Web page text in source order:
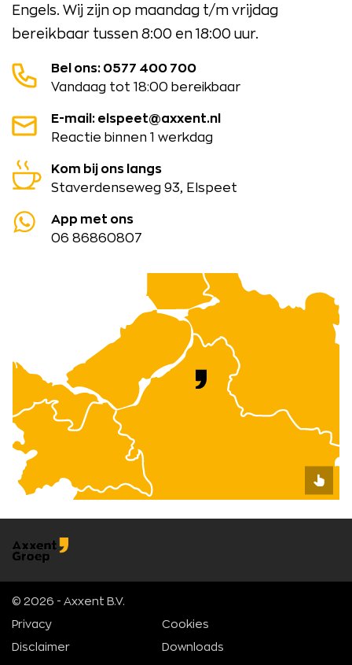
Engels. Wij zijn op maandag t/m vrijdag
bereikbaar tussen 8:00 en 18:00 uur.
Bel ons: 0577 400 700
Vandaag tot 18:00 bereikbaar
E-mail: elspeet@axxent.nl
Reactie binnen 1 werkdag
Kom bij ons langs
Staverdenseweg 93, Elspeet
App met ons
06 86860807
© 2026 - Axxent B.V.
Privacy Cookies
Disclaimer Downloads